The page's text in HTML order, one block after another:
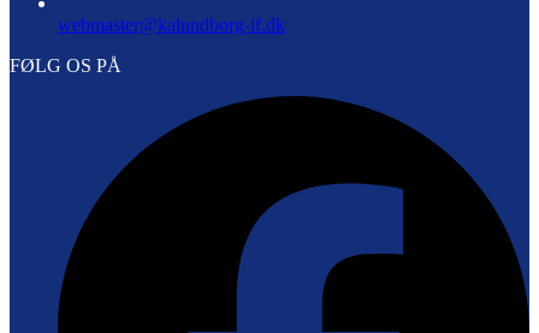
webmaster@kalundborg-if.dk
FØLG OS PÅ